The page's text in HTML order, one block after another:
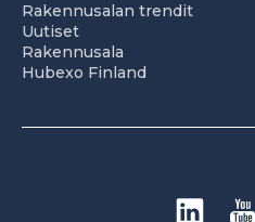
Rakennusalan trendit
Uutiset
Rakennusala
Hubexo Finland